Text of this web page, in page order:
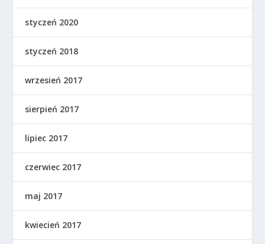
styczeń 2020
styczeń 2018
wrzesień 2017
sierpień 2017
lipiec 2017
czerwiec 2017
maj 2017
kwiecień 2017